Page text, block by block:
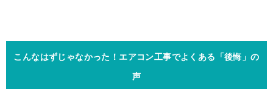
こんなはずじゃなかった！エアコン工事でよくある「後悔」の
声